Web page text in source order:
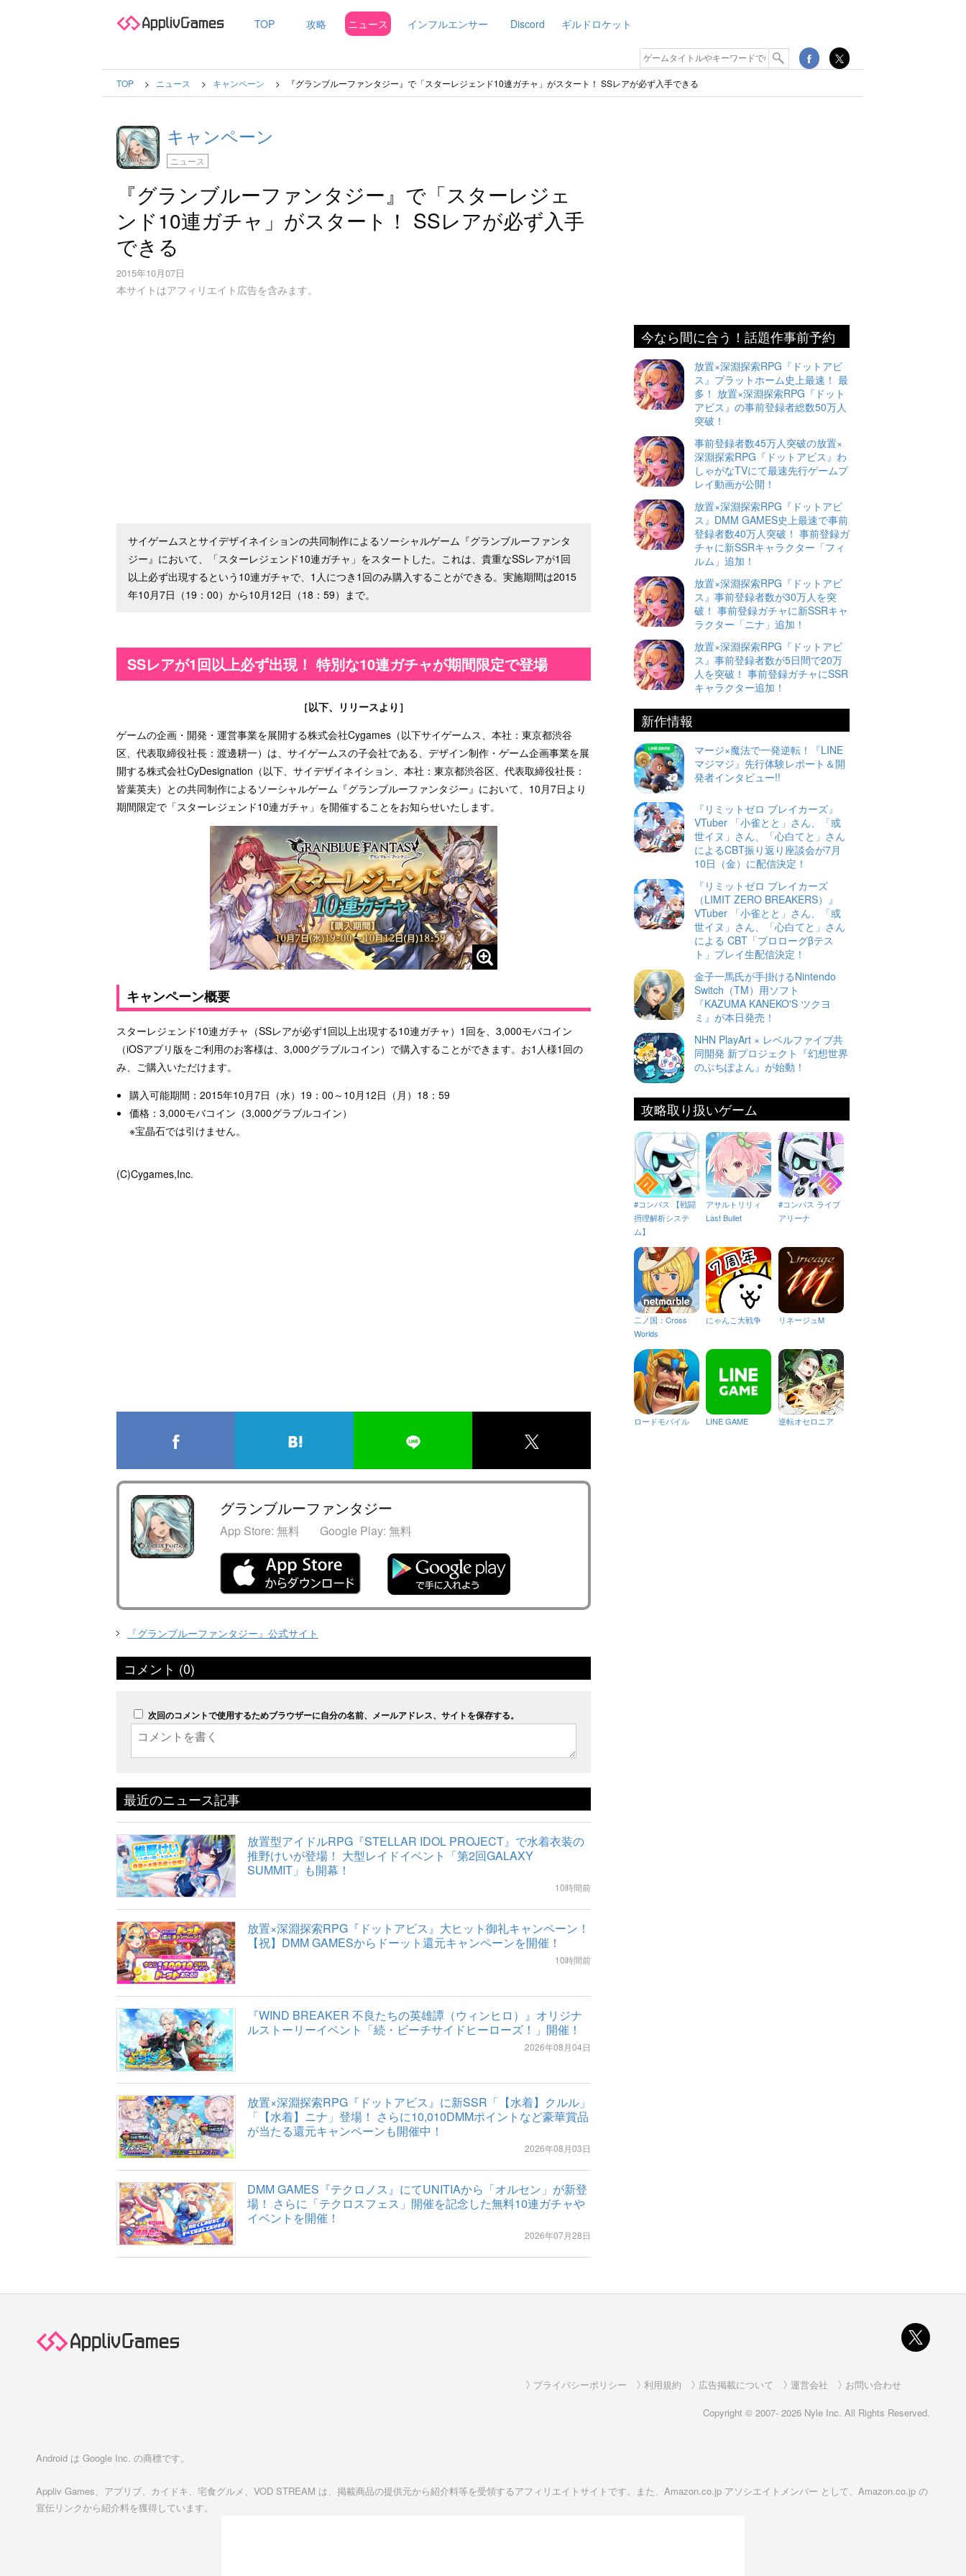
TOP 攻略 ニュース インフルエンサー Discord ギルドロケット
TOP ニュース キャンペーン 『グランブルーファンタジー』で「スターレジェンド10連ガチャ」がスタート！ SSレアが必ず入手できる
キャンペーン
ニュース
『グランブルーファンタジー』で「スターレジェ
ンド10連ガチャ」がスタート！ SSレアが必ず入手
できる
2015年10月07日
本サイトはアフィリエイト広告を含みます。
サイゲームスとサイデザイネイションの共同制作によるソーシャルゲーム『グランブルーファンタ
ジー』において、「スターレジェンド10連ガチャ」をスタートした。これは、貴重なSSレアが1回
以上必ず出現するという10連ガチャで、1人につき1回のみ購入することができる。実施期間は2015
年10月7日（19：00）から10月12日（18：59）まで。
SSレアが1回以上必ず出現！ 特別な10連ガチャが期間限定で登場
［以下、リリースより］
ゲームの企画・開発・運営事業を展開する株式会社Cygames（以下サイゲームス、本社：東京都渋谷
区、代表取締役社長：渡邊耕一）は、サイゲームスの子会社である、デザイン制作・ゲーム企画事業を展
開する株式会社CyDesignation（以下、サイデザイネイション、本社：東京都渋谷区、代表取締役社長：
皆葉英夫）との共同制作によるソーシャルゲーム『グランブルーファンタジー』において、10月7日より
期間限定で「スターレジェンド10連ガチャ」を開催することをお知らせいたします。
キャンペーン概要
スターレジェンド10連ガチャ（SSレアが必ず1回以上出現する10連ガチャ）1回を、3,000モバコイン
（iOSアプリ版をご利用のお客様は、3,000グラブルコイン）で購入することができます。お1人様1回の
み、ご購入いただけます。
購入可能期間：2015年10月7日（水）19：00～10月12日（月）18：59
価格：3,000モバコイン（3,000グラブルコイン）
※宝晶石では引けません。
(C)Cygames,Inc.
グランブルーファンタジー
App Store: 無料 Google Play: 無料
『グランブルーファンタジー』公式サイト
コメント (0)
次回のコメントで使用するためブラウザーに自分の名前、メールアドレス、サイトを保存する。
最近のニュース記事
放置型アイドルRPG『STELLAR IDOL PROJECT』で水着衣装の
推野けいが登場！ 大型レイドイベント「第2回GALAXY
SUMMIT」も開幕！
10時間前
放置×深淵探索RPG『ドットアビス』大ヒット御礼キャンペーン！
【祝】DMM GAMESからドーット還元キャンペーンを開催！
10時間前
『WIND BREAKER 不良たちの英雄譚（ウィンヒロ）』オリジナ
ルストーリーイベント「続・ビーチサイドヒーローズ！」開催！
2026年08月04日
放置×深淵探索RPG『ドットアビス』に新SSR「【水着】クルル」
「【水着】ニナ」登場！ さらに10,010DMMポイントなど豪華賞品
が当たる還元キャンペーンも開催中！
2026年08月03日
DMM GAMES『テクロノス』にてUNITIAから「オルセン」が新登
場！ さらに「テクロスフェス」開催を記念した無料10連ガチャや
イベントを開催！
2026年07月28日
今なら間に合う！話題作事前予約
放置×深淵探索RPG『ドットアビ
ス』プラットホーム史上最速！ 最
多！ 放置×深淵探索RPG『ドット
アビス』の事前登録者総数50万人
突破！
事前登録者数45万人突破の放置×
深淵探索RPG『ドットアビス』わ
しゃがなTVにて最速先行ゲームプ
レイ動画が公開！
放置×深淵探索RPG『ドットアビ
ス』DMM GAMES史上最速で事前
登録者数40万人突破！ 事前登録ガ
チャに新SSRキャラクター「フィ
ルム」追加！
放置×深淵探索RPG『ドットアビ
ス』事前登録者数が30万人を突
破！ 事前登録ガチャに新SSRキャ
ラクター「ニナ」追加！
放置×深淵探索RPG『ドットアビ
ス』事前登録者数が5日間で20万
人を突破！ 事前登録ガチャにSSR
キャラクター追加！
新作情報
マージ×魔法で一発逆転！『LINE
マジマジ』先行体験レポート＆開
発者インタビュー!!
『リミットゼロ ブレイカーズ』
VTuber 「小雀とと」さん、「或
世イヌ」さん、「心白てと」さん
によるCBT振り返り座談会が7月
10日（金）に配信決定！
『リミットゼロ ブレイカーズ
（LIMIT ZERO BREAKERS）』
VTuber 「小雀とと」さん、「或
世イヌ」さん、「心白てと」さん
による CBT「プロローグβテス
ト」プレイ生配信決定！
金子一馬氏が手掛けるNintendo
Switch（TM）用ソフト
『KAZUMA KANEKO'S ツクヨ
ミ』が本日発売！
NHN PlayArt × レベルファイブ共
同開発 新プロジェクト『幻想世界
のぷちぽよん』が始動！
攻略取り扱いゲーム
#コンパス 【戦闘
摂理解析システ
ム】
アサルトリリィ
Last Bullet
#コンパス ライブ
アリーナ
二ノ国：Cross
Worlds
にゃんこ大戦争 リネージュM
ロードモバイル LINE GAME 逆転オセロニア
プライバシーポリシー 利用規約 広告掲載について 運営会社 お問い合わせ
Copyright © 2007- 2026 Nyle Inc. All Rights Reserved.
Android は Google Inc. の商標です。
Appliv Games、アプリブ、カイドキ、宅食グルメ、VOD STREAM は、掲載商品の提供元から紹介料等を受領するアフィリエイトサイトです。また、Amazon.co.jp アソシエイトメンバー として、Amazon.co.jp の
宣伝リンクから紹介料を獲得しています。